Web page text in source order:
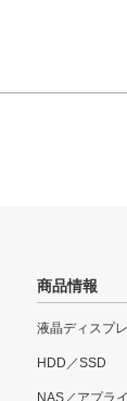
商品情報
液晶ディスプ
HDD／SSD
NAS／アプラ